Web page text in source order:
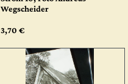
Wegscheider
3,70 €